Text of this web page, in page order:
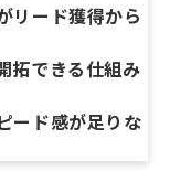
リード獲得から
拓できる仕組み
ード感が足りな